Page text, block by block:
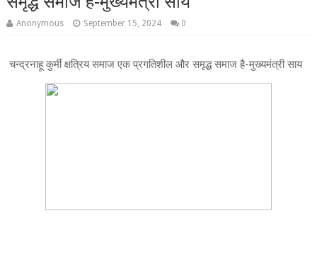
Anonymous September 15, 2024 0
चन्द्रनाहू कुर्मी क्षत्रिय समाज एक प्रगतिशील और समृद्ध समाज है-मुख्यमंत्री साय